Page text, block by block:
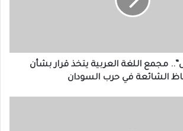
مجمع اللغة العربية يتخذ قرار بشأن
الشائعة في حرب السودان